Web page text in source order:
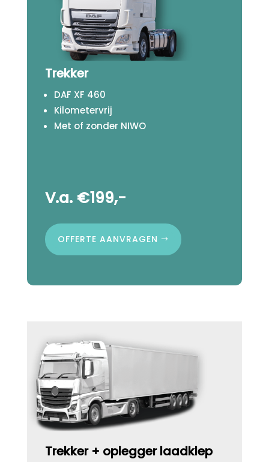
Trekker
DAF XF 460
Kilometervrij
Met of zonder NIWO
V.a. €199,-
OFFERTE AANVRAGEN
Trekker + oplegger laadklep